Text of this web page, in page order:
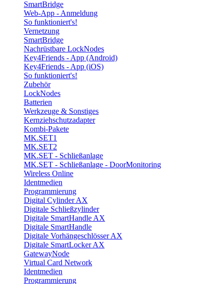
SmartBridge
Web-App - Anmeldung
So funktioniert's!
Vernetzung
SmartBridge
Nachrüstbare LockNodes
Key4Friends - App (Android)
Key4Friends - App (iOS)
So funktioniert's!
Zubehör
LockNodes
Batterien
Werkzeuge & Sonstiges
Kernziehschutzadapter
Kombi-Pakete
MK.SET1
MK.SET2
MK.SET - Schließanlage
MK.SET - Schließanlage - DoorMonitoring
Wireless Online
Identmedien
Programmierung
Digital Cylinder AX
Digitale Schließzylinder
Digitale SmartHandle AX
Digitale SmartHandle
Digitale Vorhängeschlösser AX
Digitale SmartLocker AX
GatewayNode
Virtual Card Network
Identmedien
Programmierung